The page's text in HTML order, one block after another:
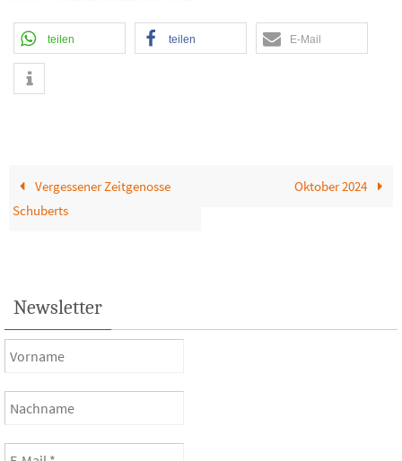
teilen teilen E-Mail
Vergessener Zeitgenosse
Schuberts
Oktober 2024
Newsletter